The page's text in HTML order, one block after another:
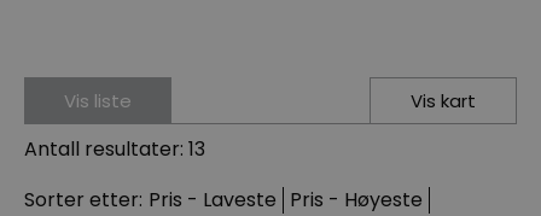
Vis liste Vis kart
Antall resultater: 13
Sorter etter: Pris - Laveste Pris - Høyeste